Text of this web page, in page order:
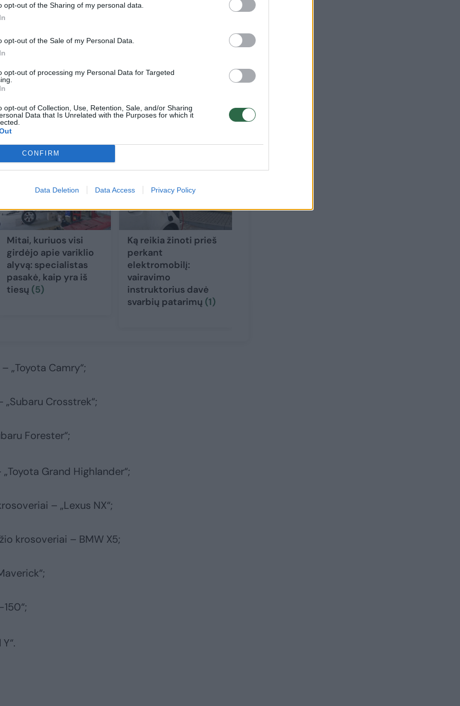
opt-out of the Sharing of my personal data.
opt-out of the Sale of my Personal Data.
opt-out of processing my Personal Data for Targeted
opt-out of Collection, Use, Retention, Sale, and/or Sharing
Data that Is Unrelated with the Purposes for which it
CONFIRM
Data Deletion Data Access Privacy Policy
„Consumer Reports“:
Civic“;
Mitai, kuriuos visi
girdėjo apie variklio
alyvą: specialistas
pasakė, kaip yra iš
tiesų (5)
Ką reikia žinoti prieš
perkant
elektromobilį:
vairavimo
instruktorius davė
svarbių patarimų (1)
„Toyota Camry“;
Crosstrek“;
Forester“;
Grand Highlander“;
– „Lexus NX“;
krosoveriai – BMW X5;